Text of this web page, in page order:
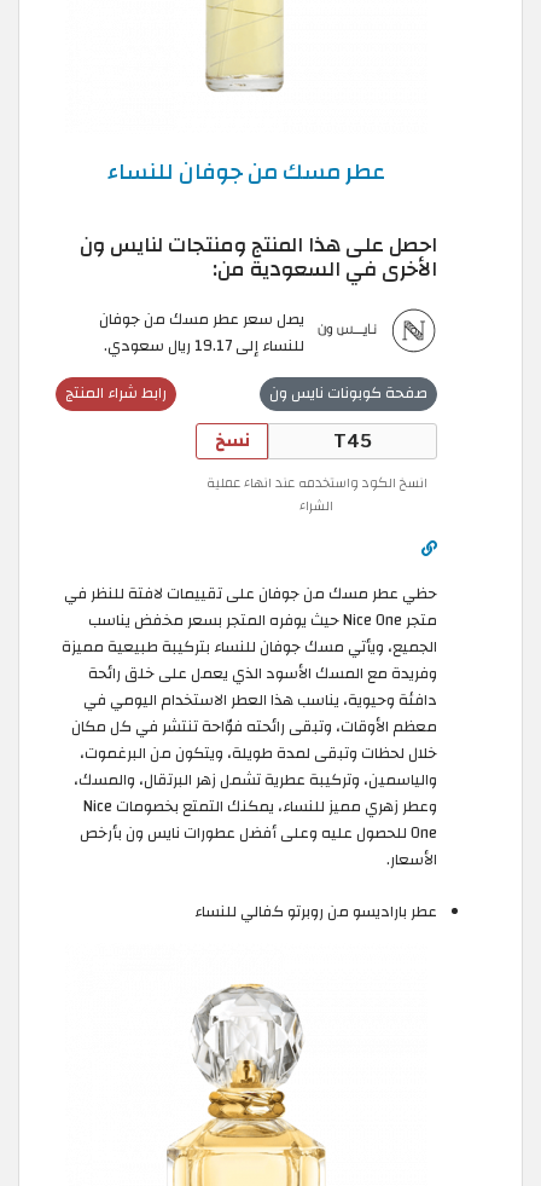
عطر مسك من جوفان للنساء
احصل على هذا المنتج ومنتجات لنايس ون
الأخرى في السعودية من:
يصل سعر عطر مسك من جوفان
للنساء إلى 19.17 ريال سعودي.
رابط شراء المنتج صفحة كوبونات نايس ون
نسخ
انسخ الكود واستخدمه عند انهاء عملية
الشراء
حظي عطر مسك من جوفان على تقييمات لافتة للنظر في
متجر Nice One حيث يوفره المتجر بسعر مخفض يناسب
الجميع، ويأتي مسك جوفان للنساء بتركيبة طبيعية مميزة
وفريدة مع المسك الأسود الذي يعمل على خلق رائحة
دافئة وحيوية، يناسب هذا العطر الاستخدام اليومي في
معظم الأوقات، وتبقى رائحته فوّاحة تنتشر في كل مكان
خلال لحظات وتبقى لمدة طويلة، ويتكون من البرغموت،
والياسمين، وتركيبة عطرية تشمل زهر البرتقال، والمسك،
وعطر زهري مميز للنساء، يمكنك التمتع بخصومات Nice
One للحصول عليه وعلى أفضل عطورات نايس ون بأرخص
الأسعار.
عطر باراديسو من روبرتو كفالي للنساء